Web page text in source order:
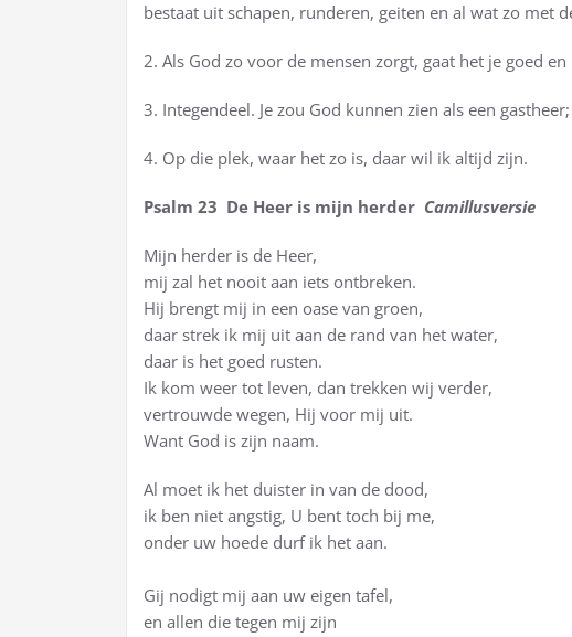
bestaat uit schapen, runderen, geiten en al wat zo met
2. Als God zo voor de mensen zorgt, gaat het je goed
3. Integendeel. Je zou God kunnen zien als een
4. Op die plek, waar het zo is, daar wil ik altijd zijn.
Psalm 23 De Heer is mijn herder Camillusversie
Mijn herder is de Heer,
mij zal het nooit aan iets ontbreken.
Hij brengt mij in een oase van groen,
daar strek ik mij uit aan de rand van het water,
daar is het goed rusten.
Ik kom weer tot leven, dan trekken wij verder,
vertrouwde wegen, Hij voor mij uit.
Want God is zijn naam.
Al moet ik het duister in van de dood,
ik ben niet angstig, U bent toch bij me,
onder uw hoede durf ik het aan.
Gij nodigt mij aan uw eigen tafel,
en allen die tegen mij zijn